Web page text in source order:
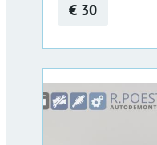
€ 30